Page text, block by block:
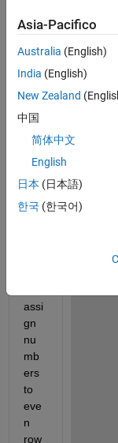
I
hav
N
by
M
rix
and
assi
gn
nu
mb
ers
to
eve
n
row
Asia-Pacifico
Australia (English)
India (English)
New Zealand
中国
简体中文
English
日本 (日本語)
한국 (한국어)